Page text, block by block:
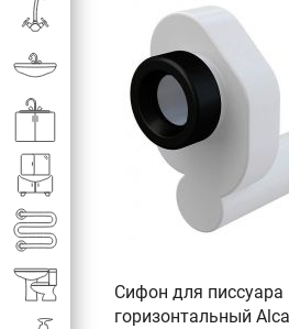
Раковины в ванную комнату
Кухонные мойки
Мебель для ванной комнаты
Полотенце­сушители
Элитная сантехника
Сифон для писсуара
горизонтальный